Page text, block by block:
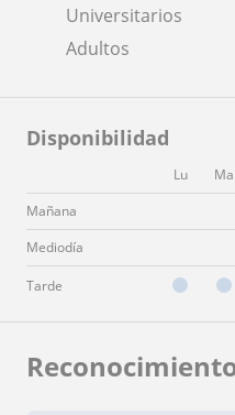
Universitarios
Adultos
Disponibilidad
Lu Ma
Mañana
Mediodía
Tarde